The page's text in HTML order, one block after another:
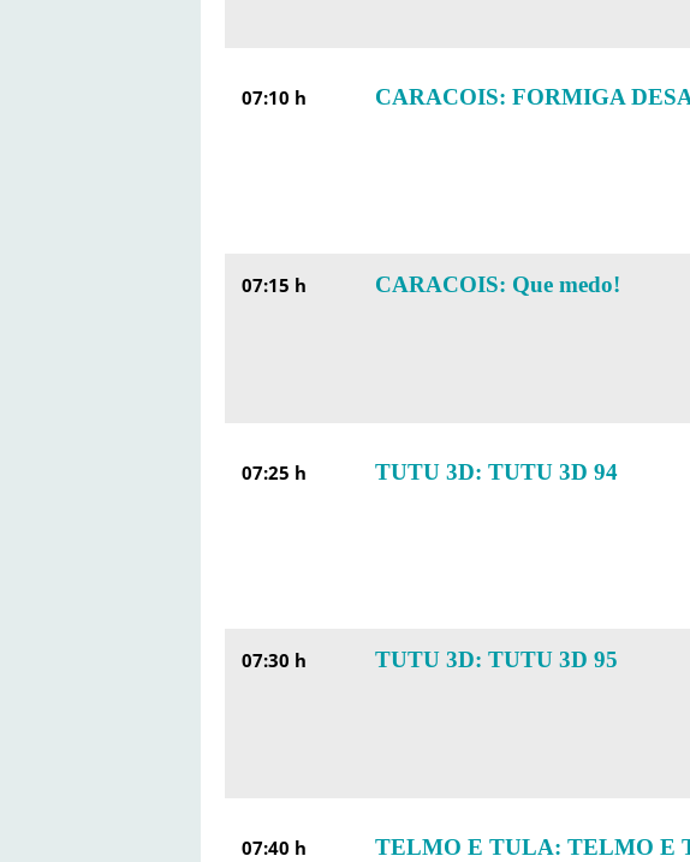
07:10 h CARACOIS: FORMIGA
07:15 h CARACOIS: Que medo!
07:25 h TUTU 3D: TUTU 3D 94
07:30 h TUTU 3D: TUTU 3D 95
07:40 h TELMO E TULA: TELMO E